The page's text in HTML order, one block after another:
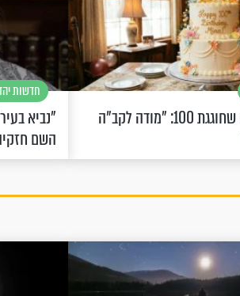
שורדת השואה שחוגגת 100: "מודה לקב"ה
חדשות
"נביא
השם